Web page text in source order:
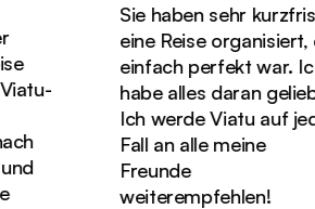
Sie haben sehr kurzfristig
eine Reise organisiert, die
einfach perfekt war. Ich
habe alles daran geliebt!
Ich werde Viatu auf jeden
Fall an alle meine
Freunde
weiterempfehlen!